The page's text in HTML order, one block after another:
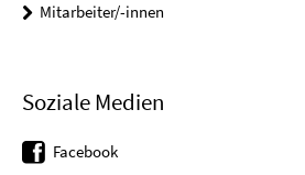
Mitarbeiter/-innen
Soziale Medien
Facebook